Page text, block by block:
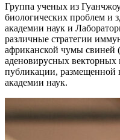
Группа ученых из
биологических проблем и
академии наук и
различные стратегии
африканской чумы
аденовирусных векторных
публикации, размещенной
академии наук.